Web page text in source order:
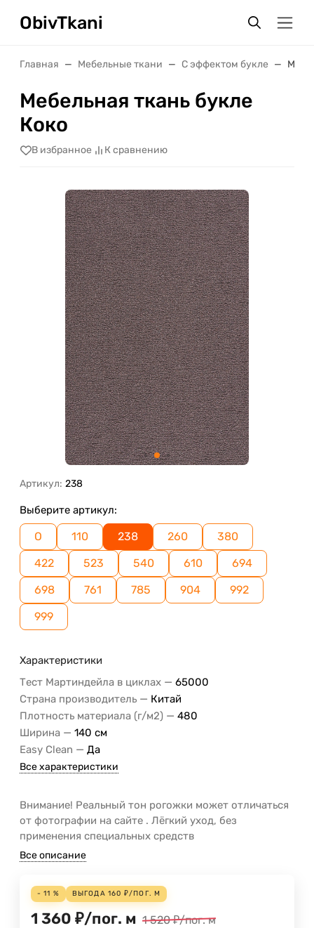
ObivTkani
Главная Мебельные ткани С эффектом букле
Мебельная ткань букле
Коко
В избранное К сравнению
Артикул: 238
Выберите артикул:
О 110 238 260
380
422
523 540 610
694
698
761 785 904
992
999
Характеристики
Тест Мартиндейла в циклах — 65000
Страна производитель — Китай
Плотность материала (г/м2) — 480
Ширина — 140 см
Easy Clean — Да
Все характеристики
Внимание! Реальный тон рогожки может отличаться
от фотографии на сайте . Лёгкий уход, без
применения специальных средств
Все описание
- 11 % ВЫГОДА 160 ₽/ПОГ. М
1 360 ₽/пог. м 1 520 ₽/пог. м